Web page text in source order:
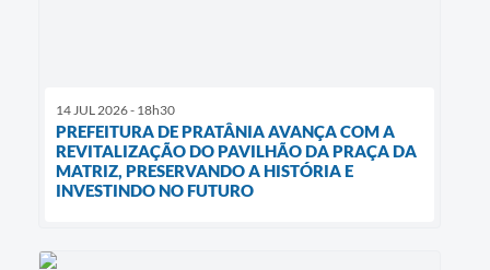
14 JUL 2026 - 18h30
PREFEITURA DE PRATÂNIA AVANÇA COM A
REVITALIZAÇÃO DO PAVILHÃO DA PRAÇA DA
MATRIZ, PRESERVANDO A HISTÓRIA E
INVESTINDO NO FUTURO